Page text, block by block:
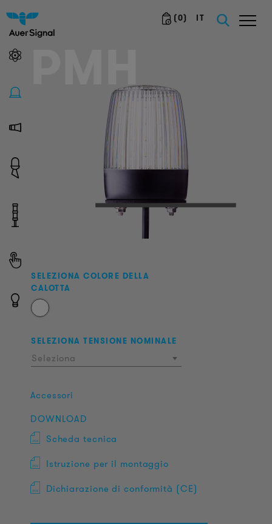
(0) IT
PMH
SELEZIONA COLORE DELLA
CALOTTA
SELEZIONA TENSIONE NOMINALE
Seleziona
Accessori
DOWNLOAD
Scheda tecnica
Istruzione per il montaggio
Dichiarazione di conformità (CE)